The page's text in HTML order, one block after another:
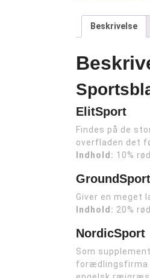
Beskrivelse
ElitSport
Findes på de
overfladen det
Indhold: 10%
GroundSport
Giver en meget
Indhold: 20%
NordicSport
Som
forædlingsfirma